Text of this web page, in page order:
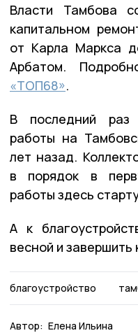
Власти Тамбова
капитальном
от Карла Маркса
Арбатом.
«ТОП68».
В последний раз
работы на
лет назад.
в порядок в
работы здесь
А к
весной и
благоустройство
Автор: Елена Ильина